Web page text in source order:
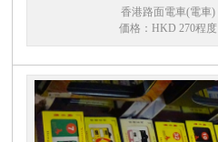
香港路面電車(電車)
価格：HKD 270程度